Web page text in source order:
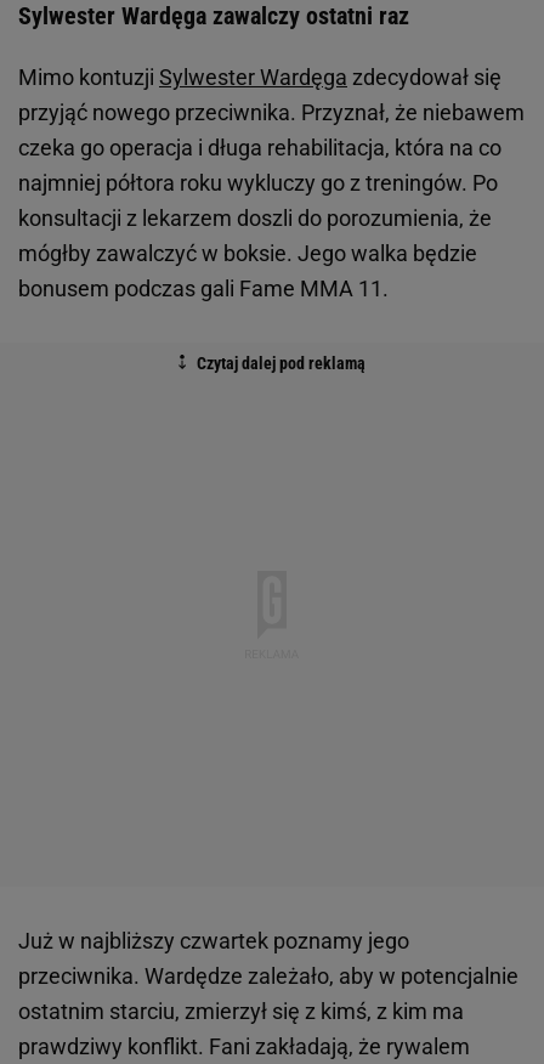
Sylwester Wardęga zawalczy ostatni raz
Mimo kontuzji Sylwester Wardęga zdecydował się
przyjąć nowego przeciwnika. Przyznał, że niebawem
czeka go operacja i długa rehabilitacja, która na co
najmniej półtora roku wykluczy go z treningów. Po
konsultacji z lekarzem doszli do porozumienia, że
mógłby zawalczyć w boksie. Jego walka będzie
bonusem podczas gali Fame MMA 11.
Już w najbliższy czwartek poznamy jego
przeciwnika. Wardędze zależało, aby w potencjalnie
ostatnim starciu, zmierzył się z kimś, z kim ma
prawdziwy konflikt. Fani zakładają, że rywalem